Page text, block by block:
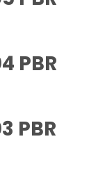
PBR
PBR